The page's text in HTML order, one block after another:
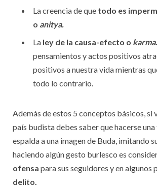
La creencia de que todo es
o anitya.
La ley de la causa-efecto o karma.
pensamientos y actos positivos
positivos a nuestra vida mientras
todo lo contrario.
Además de estos 5 conceptos básicos, si
país budista debes saber que hacerse
espalda a una imagen de Buda, imitando
haciendo algún gesto burlesco es
ofensa para sus seguidores y en algunos
delito.